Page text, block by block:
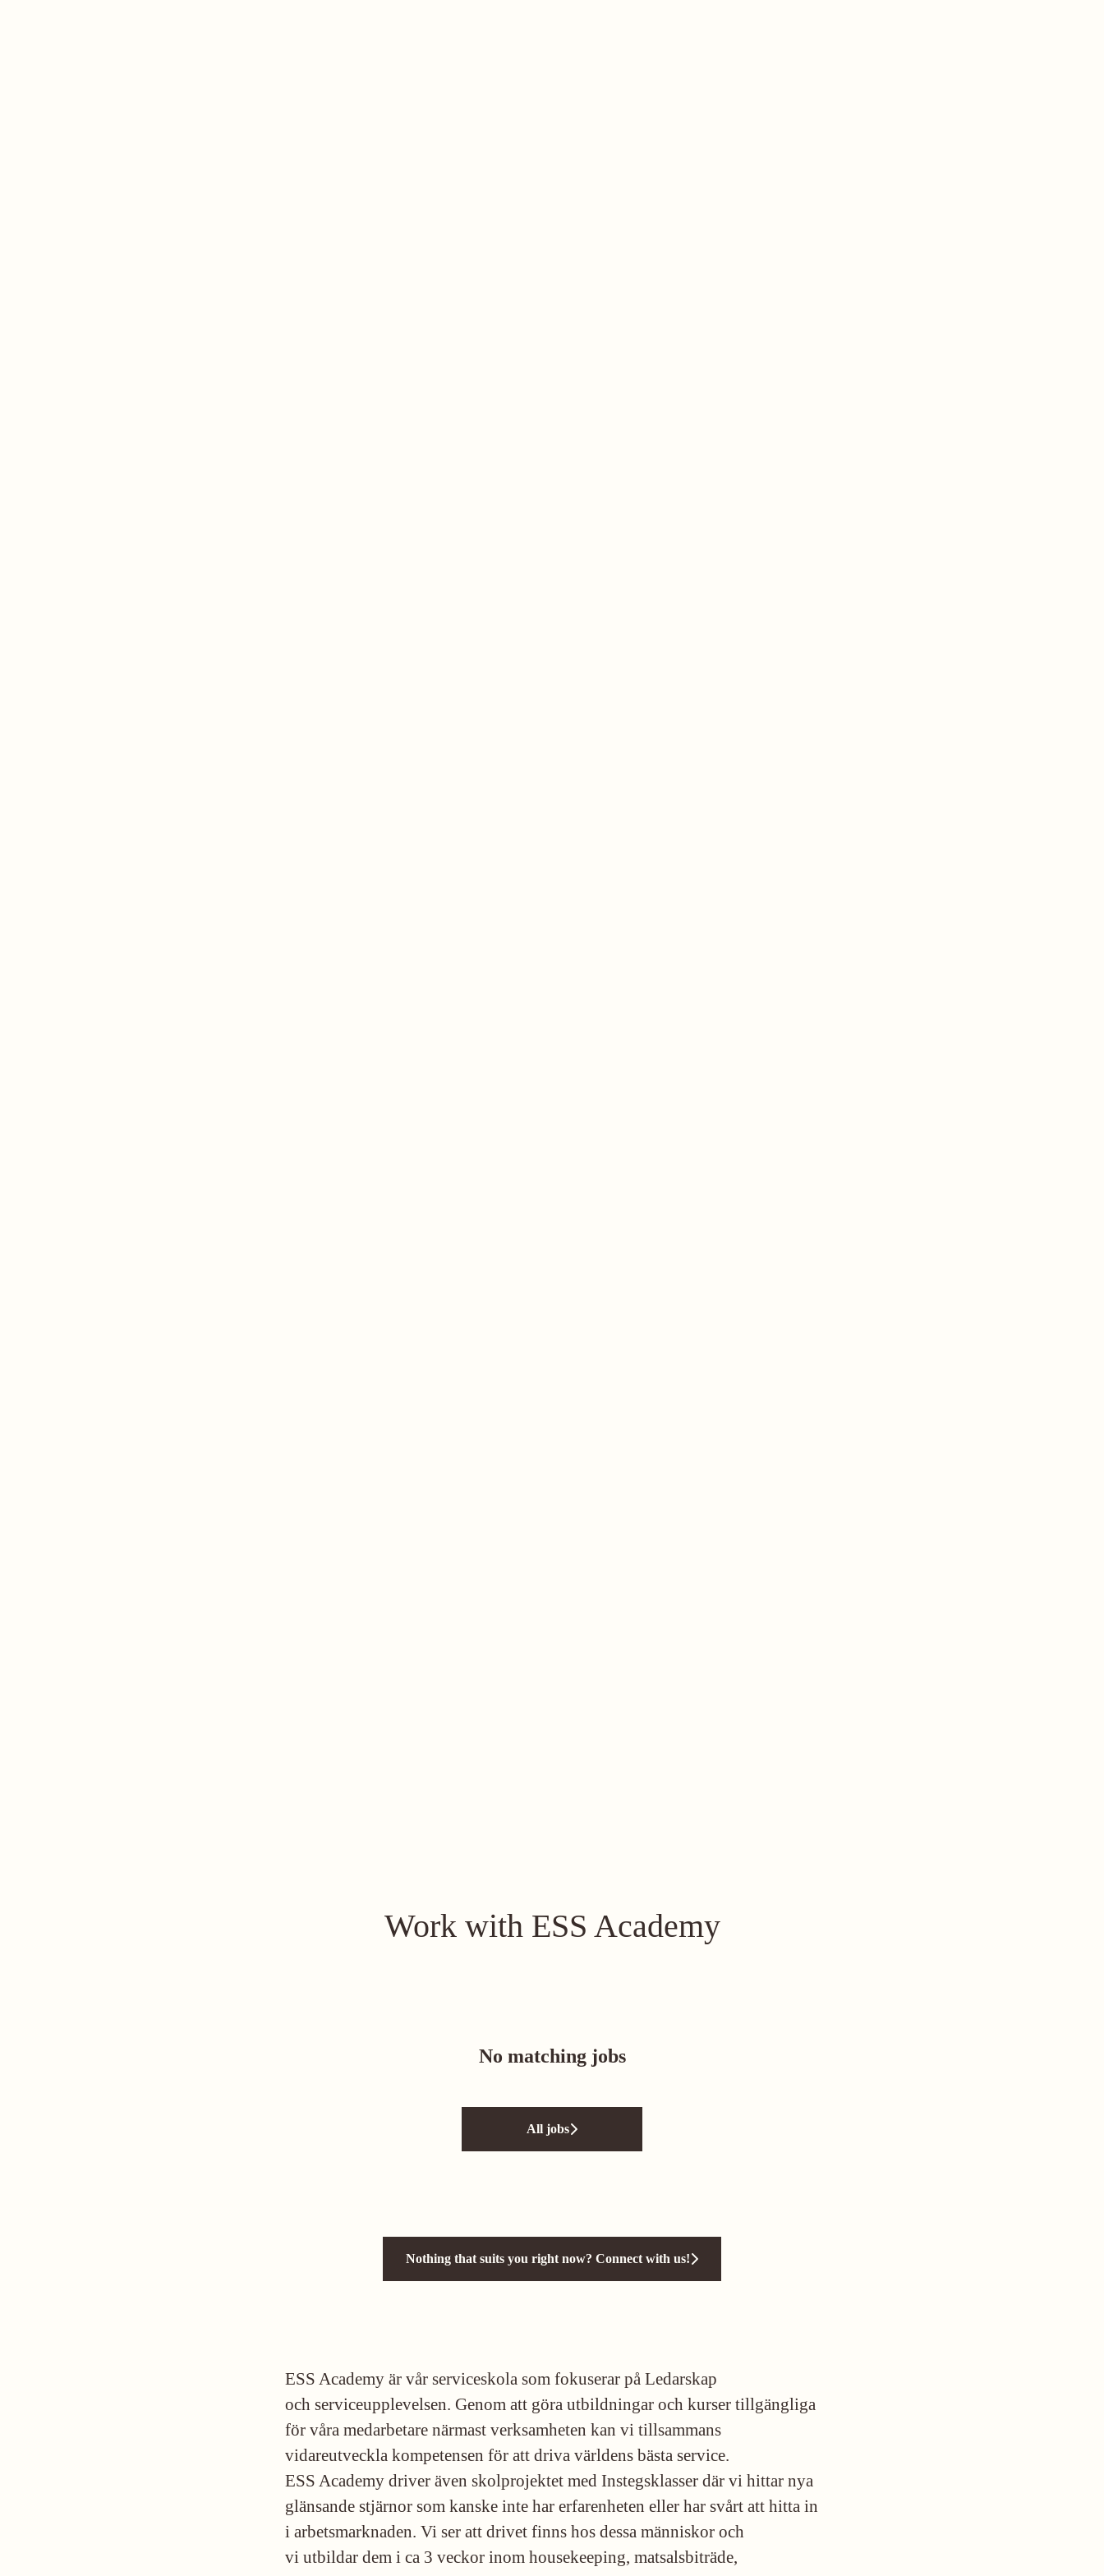
Work with ESS Academy
No matching jobs
All jobs
Nothing that suits you right now? Connect with us!
ESS Academy är vår serviceskola som fokuserar på Ledarskap
och serviceupplevelsen. Genom att göra utbildningar och kurser tillgängliga
för våra medarbetare närmast verksamheten kan vi tillsammans
vidareutveckla kompetensen för att driva världens bästa service.
ESS Academy driver även skolprojektet med Instegsklasser där vi hittar nya
glänsande stjärnor som kanske inte har erfarenheten eller har svårt att hitta in
i arbetsmarknaden. Vi ser att drivet finns hos dessa människor och
vi utbildar dem i ca 3 veckor inom housekeeping, matsalsbiträde,